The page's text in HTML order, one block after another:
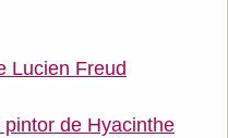
Lucien Freud
de Hyacinthe